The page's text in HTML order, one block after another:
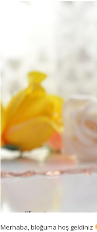
Merhaba, bloğuma hoş geldiniz